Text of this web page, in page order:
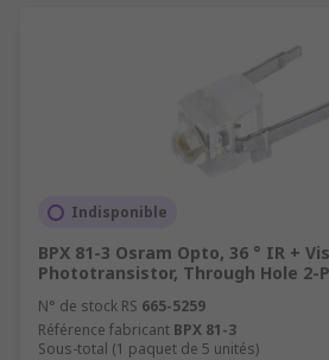
Indisponible
BPX 81-3 Osram Opto, 36 ° IR +
Phototransistor, Through Hole 2-
N° de stock RS 665-5259
Référence fabricant BPX 81-3
Sous-total (1 paquet de 5 unités)